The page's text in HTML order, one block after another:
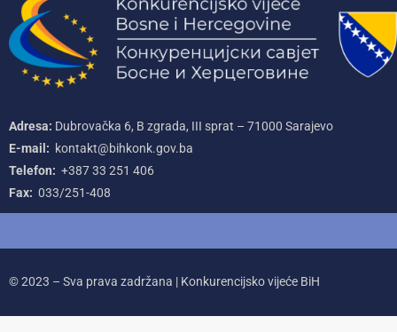
Adresa: Dubrovačka 6, B zgrada, III sprat – 71000‌ Sarajevo
E-mail: kontakt@bihkonk.gov.ba
Telefon: +387‌ 33‌ 251‌ 406
Fax: 033/251-408
© 2023 – Sva prava zadržana | Konkurencijsko vijeće BiH